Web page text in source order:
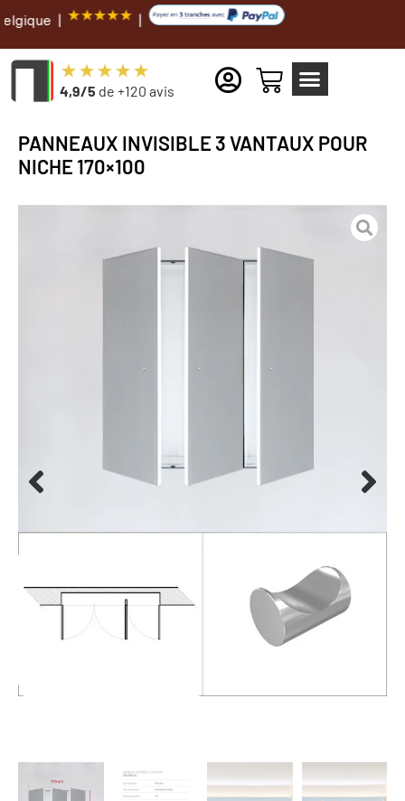
|
4,9/5 de +120 avis
PANNEAUX INVISIBLE 3 VANTAUX POUR
NICHE 170×100